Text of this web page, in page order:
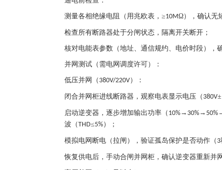
测量各相绝缘电阻（用兆欧表， ≥10MΩ），确认无
检查所有断路器处于分闸状态，隔离开关断开；
核对电能表参数（地址、通信规约、电价时段），
并网测试（需电网调度许可）：
低压并网（ 380V/220V）：
闭合并网柜进线断路器，观察电表显示电压（ 380V±
启动逆变器，逐步增加输出功率（ 10%→ 30%→ 50%
波（THD≤5%）；
模拟电网断电（拉闸），验证孤岛保护是否动作（ 3
恢复供电后，手动合闸并网柜，确认逆变器重新并